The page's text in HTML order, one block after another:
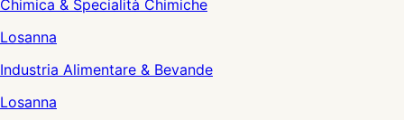
Chimica & Specialità Chimiche
Losanna
Industria Alimentare & Bevande
Losanna